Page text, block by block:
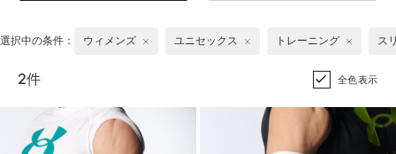
選択中の条件： ウィメンズ ユニセックス トレーニング ス
2件 全色表示